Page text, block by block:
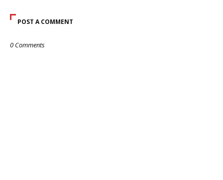
POST A COMMENT
0 Comments